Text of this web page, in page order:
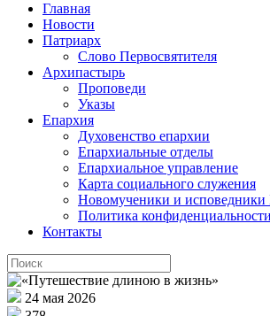
Главная
Новости
Патриарх
Слово Первосвятителя
Архипастырь
Проповеди
Указы
Епархия
Духовенство епархии
Епархиальные отделы
Епархиальное управление
Карта социального служения
Новомученики и исповедники
Политика конфиденциальности
Контакты
24 мая 2026